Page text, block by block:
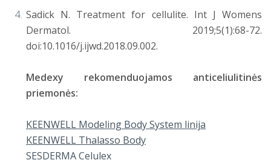
Sadick N. Treatment for cellulite. Int J Womens
Dermatol. 2019;5(1):68-72.
doi:10.1016/j.ijwd.2018.09.002.
Medexy rekomenduojamos anticeliulitinės
priemonės:
KEENWELL Modeling Body System linija
KEENWELL Thalasso Body
SESDERMA Celulex